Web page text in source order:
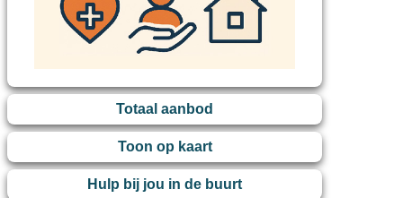
Totaal aanbod
Toon op kaart
Hulp bij jou in de buurt